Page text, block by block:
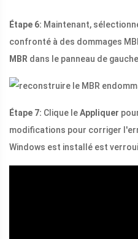
Étape 6: Maintenant,
confronté à des dommages
MBR dans le panneau de
Étape 7: Clique leAppliquer
modifications pour corriger
Windows est installé est